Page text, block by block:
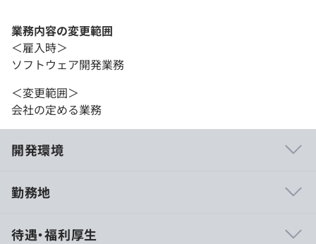
業務内容の変更範囲
＜雇入時＞
ソフトウェア開発業務
＜変更範囲＞
会社の定める業務
開発環境
勤務地
待遇・福利厚生